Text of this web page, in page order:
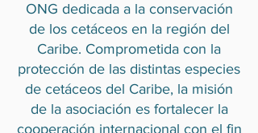
ONG dedicada a la conservación
de los cetáceos en la región del
Caribe. Comprometida con la
protección de las distintas especies
de cetáceos del Caribe, la misión
de la asociación es fortalecer la
cooperación internacional con el fin